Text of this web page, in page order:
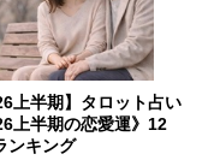
上半期】タロット占い
上半期の恋愛運》12
ンキング